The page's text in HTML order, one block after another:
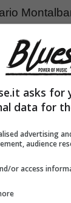
popolarità
la sua
fu
asks for
data for
advertising
audience
or access